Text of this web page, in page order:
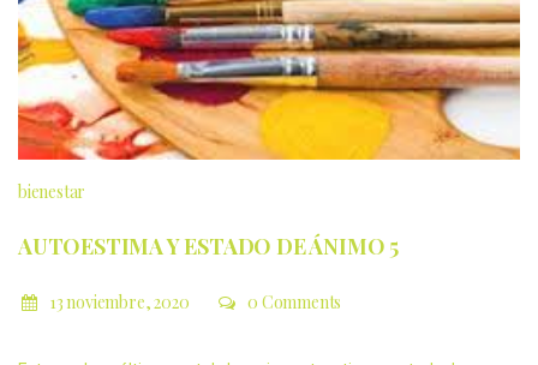
bienestar
AUTOESTIMA Y ESTADO DE ÁNIMO 5
13 noviembre, 2020 0 Comments